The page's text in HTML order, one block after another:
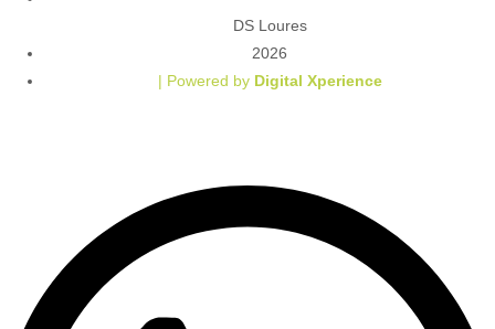
DS Loures
2026
| Powered by Digital Xperience